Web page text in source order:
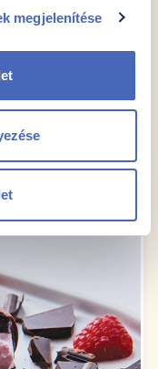
megjelenítése
300g
Ft